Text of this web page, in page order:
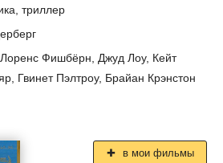
триллер
Лоренс Фишбёрн Джуд Лоу, Кейт
Гвинет Пэлтроу, Брайан Крэнстон
в мои фильмы